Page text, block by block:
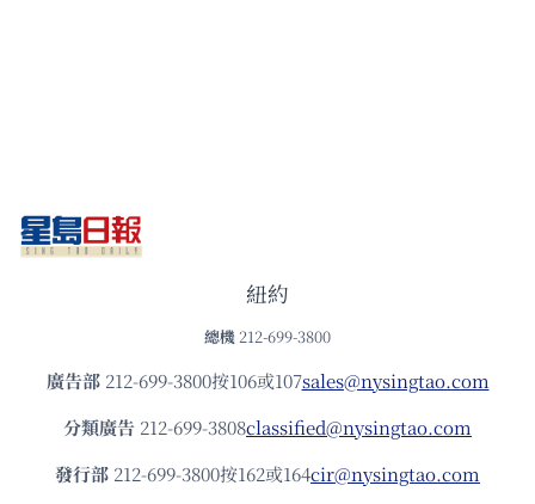
紐約
總機 212-699-3800
廣告部212-699-3800按106或107sales@nysingtao.com
分類廣告 212-699-3808classified@nysingtao.com
發⾏部 212-699-3800按162或164cir@nysingtao.com